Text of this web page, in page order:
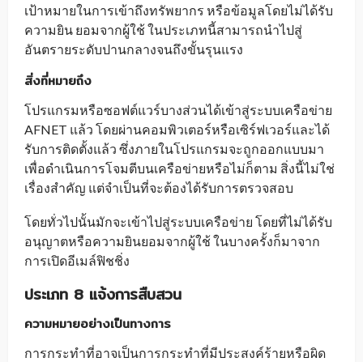
เป้าหมายในการเข้าถึงทรัพยากร หรือข้อมูลโดยไม่ได้รับ
ความยิน ยอมจากผู้ใช้ ในประเภทนี้สามารถนำไปสู่
อันตรายระดับปานกลางจนถึงขั้นรุนแรง
สิ่งที่หมายถึง
โปรแกรมหรือซอฟต์แวร์บางส่วนได้เข้าสู่ระบบเครือข่าย
AFNET แล้ว โดยผ่านคอมพิวเตอร์หรือเซิร์ฟเวอร์และได้
รับการติดตั้งแล้ว ซึ่งภายในโปรแกรมจะถูกออกแบบมา
เพื่อดำเนินการโจมตีบนเครือข่ายหรือไม่ก็ตาม สิ่งนี้ไม่ใช่
เรื่องสำคัญ แต่จำเป็นที่จะต้องได้รับการตรวจสอบ
โดยทั่วไปนั้นมักจะเข้าไปสู่ระบบเครือข่าย โดยที่ไม่ได้รับ
อนุญาตหรือความยินยอมจากผู้ใช้ ในบางครั้งก็มาจาก
การเปิดอีเมล์ฟิชชิ่ง
ประเภท 8 แจ้งการสืบสวน
ความหมายอย่างเป็นทางการ
การกระทำที่อาจเป็นการกระทำที่มีประสงค์ร้ายหรือผิด